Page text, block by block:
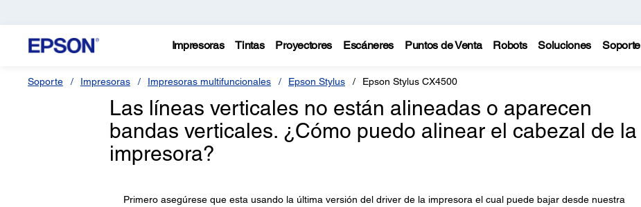
Impresoras Tintas Proyectores Escáneres Puntos de Venta Robots Soluciones Soporte
Soporte Impresoras Impresoras multifuncionales Epson Stylus Epson Stylus CX4500
Las líneas verticales no están alineadas o aparecen
bandas verticales. ¿Cómo puedo alinear el cabezal de la
impresora?
Primero asegúrese que esta usando la última versión del driver de la impresora el cual puede bajar desde nuestra